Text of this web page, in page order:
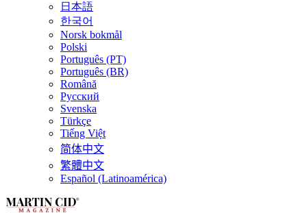
日本語
한국어
Norsk bokmål
Polski
Português (PT)
Português (BR)
Română
Русский
Svenska
Türkçe
Tiếng Việt
简体中文
繁體中文
Español (Latinoamérica)